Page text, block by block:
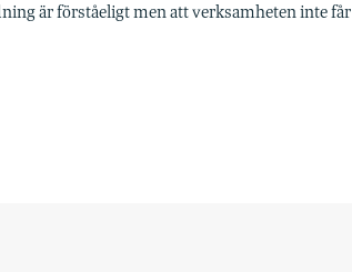
är förståeligt men att verksamheten inte får